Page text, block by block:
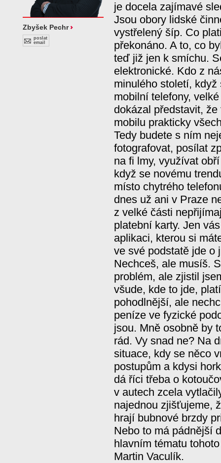
Zbyšek Pechr
poslat
email
je docela zajímavé
Jsou obory lidské
vystřelený šíp. Co
překonáno. A to, co
teď již jen k smíchu.
elektronické. Kdo z
minulého století,
mobilní telefony,
dokázal představit,
mobilu prakticky
Tedy budete s ním
fotografovat, posílat
na fi lmy, využívat
když se novému
místo chytrého
dnes už ani v Praze
z velké části
platební karty. Jen
aplikaci, kterou si
ve své podstatě jde o
Nechceš, ale musíš.
problém, ale zjistil
všude, kde to jde,
pohodlnější, ale
peníze ve fyzické
jsou. Mně osobně by
rád. Vy snad ne? Na
situace, kdy se něco
postupům a kdysi
dá říci třeba o
v autech zcela
najednou zjišťujeme,
hrají bubnové brzdy
Nebo to má pádnější
hlavním tématu
Martin Vaculík.